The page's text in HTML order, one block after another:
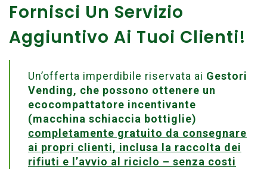
Fornisci Un Servizio
Aggiuntivo Ai Tuoi Clienti!
Un’offerta imperdibile riservata ai Gestori
Vending, che possono ottenere un
ecocompattatore incentivante
(macchina schiaccia bottiglie)
completamente gratuito da consegnare
ai propri clienti, inclusa la raccolta dei
rifiuti e l’avvio al riciclo – senza costi